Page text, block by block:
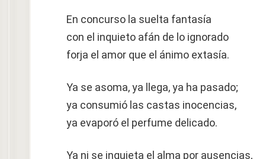
En concurso la suelta fantasía
con el inquieto afán de lo ignorado
forja el amor que el ánimo extasía.
Ya se asoma, ya llega, ya ha pasado;
ya consumió las castas inocencias,
ya evaporó el perfume delicado.
Ya ni se inquieta el alma por ausencias,